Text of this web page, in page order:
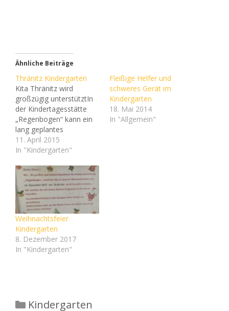
Ähnliche Beiträge
Thränitz Kindergarten
Kita Thränitz wird
großzügig unterstütztIn
der Kindertagesstätte
„Regenbogen“ kann ein
lang geplantes
Gartenbau-Projekt dank
zahlreicher Sponsoren
werden.Gera. Mitte März
fand in der
Kindertagesstätte
„Regenbogen“ in Gera-
Thränitz der zweite Tag
der offenen Tür für
Sponsoren und
interessierte Firmen aus
der Region statt. Das
11. April 2015
In "Kindergarten"
Fleißige Helfer und
schweres Gerät im
Kindergarten
18. Mai 2014
In "Allgemein"
Weihnachtsfeier
Kindergarten
8. Dezember 2017
In "Kindergarten"
Kategorien
Kindergarten